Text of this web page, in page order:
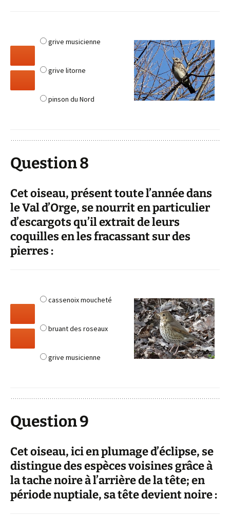
grive musicienne
grive litorne
pinson du Nord
Question 8
Cet oiseau, présent toute l’année dans
le Val d’Orge, se nourrit en particulier
d’escargots qu’il extrait de leurs
coquilles en les fracassant sur des
pierres :
cassenoix moucheté
bruant des roseaux
grive musicienne
Question 9
Cet oiseau, ici en plumage d’éclipse, se
distingue des espèces voisines grâce à
la tache noire à l’arrière de la tête; en
période nuptiale, sa tête devient noire :